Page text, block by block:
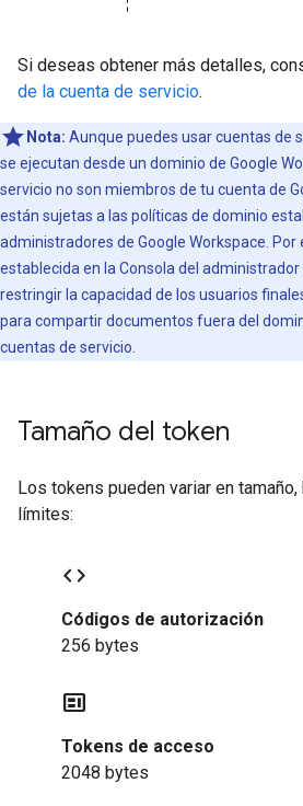
Si deseas obtener más detalles,
de la cuenta de servicio.
Nota: Aunque puedes usar cuentas de
se ejecutan desde un dominio de Google
servicio no son miembros de tu cuenta de
están sujetas a las políticas de dominio
administradores de Google Workspace. Por
establecida en la Consola del administrador
restringir la capacidad de los usuarios
para compartir documentos fuera del
cuentas de servicio.
Tamaño del token
Los tokens pueden variar en
límites:
code
Códigos de autorización
256 bytes
contextual_token
Tokens de acceso
2048 bytes